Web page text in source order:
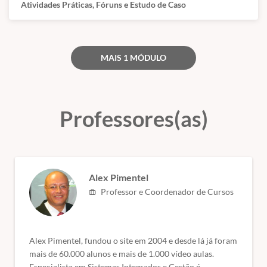
ou seja, servem para atualização e qualificação. Todos esses órgãos
são de nível superior.
Atividades Práticas, Fóruns e Estudo de Caso
MAIS 1 MÓDULO
Professores(as)
Alex Pimentel
Professor e Coordenador de Cursos
Alex Pimentel, fundou o site em 2004 e desde lá já foram
mais de 60.000 alunos e mais de 1.000 vídeo aulas.